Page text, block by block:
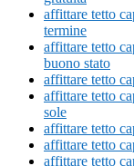
affittare tetto
termine
affittare tetto
buono stato
affittare tetto
affittare tetto
sole
affittare tetto
affittare tetto
affittare tetto